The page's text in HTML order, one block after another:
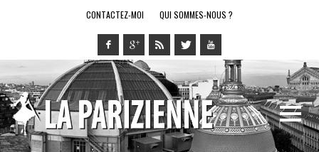
CONTACTEZ-MOI QUI SOMMES-NOUS ?